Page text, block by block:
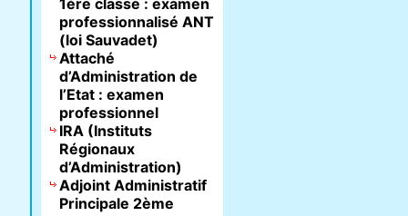
1ère classe : examen
professionnalisé ANT
(loi Sauvadet)
Attaché
d’Administration de
l’Etat : examen
professionnel
IRA (Instituts
Régionaux
d’Administration)
Adjoint Administratif
Principale 2ème